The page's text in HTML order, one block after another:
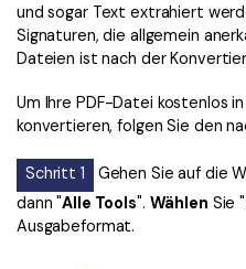
und sogar Text extrahiert
Signaturen, die allgemein
Dateien ist nach der
Um Ihre PDF-Datei kostenlos
konvertieren, folgen Sie den
Schritt 1 Gehen Sie auf die
dann "Alle Tools". Wählen Sie "
Ausgabeformat.